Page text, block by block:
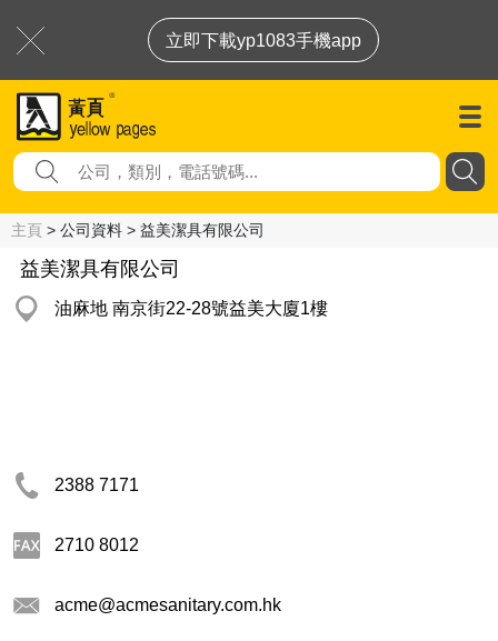
立即下載yp1083手機app
主頁 > 公司資料 > 益美潔具有限公司
益美潔具有限公司
油麻地 南京街22-28號益美大廈1樓
2388 7171
2710 8012
acme@acmesanitary.com.hk